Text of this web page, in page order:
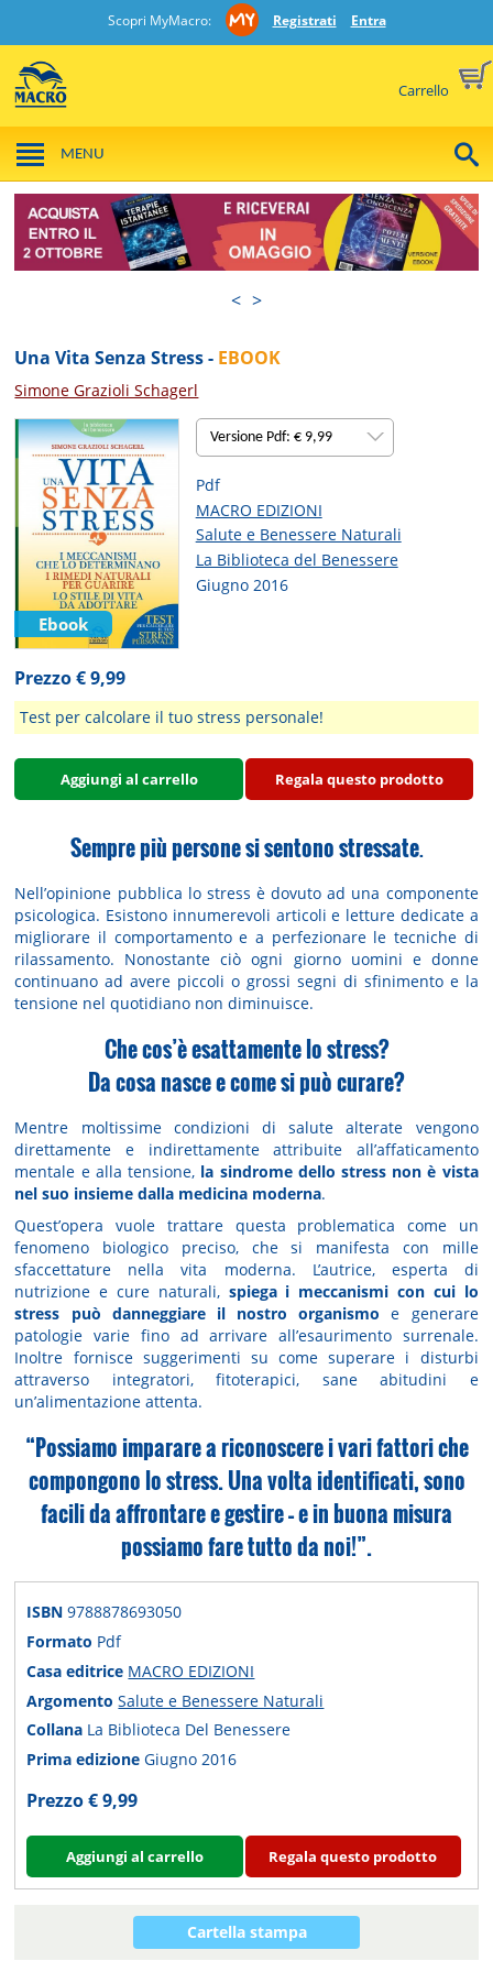
Scopri MyMacro: Registrati Entra
Carrello
MENU
< >
Una Vita Senza Stress - EBOOK
Simone Grazioli Schagerl
Ebook
Versione Pdf: € 9,99
Pdf
MACRO EDIZIONI
Salute e Benessere Naturali
La Biblioteca del Benessere
Giugno 2016
Prezzo € 9,99
Test per calcolare il tuo stress personale!
Aggiungi al carrello Regala questo prodotto
Sempre più persone si sentono stressate.
Nell’opinione pubblica lo stress è dovuto ad una componente
psicologica. Esistono innumerevoli articoli e letture dedicate a
migliorare il comportamento e a perfezionare le tecniche di
rilassamento. Nonostante ciò ogni giorno uomini e donne
continuano ad avere piccoli o grossi segni di sfinimento e la
tensione nel quotidiano non diminuisce.
Che cos’è esattamente lo stress?
Da cosa nasce e come si può curare?
Mentre moltissime condizioni di salute alterate vengono
direttamente e indirettamente attribuite all’affaticamento
mentale e alla tensione, la sindrome dello stress non è vista
nel suo insieme dalla medicina moderna.
Quest’opera vuole trattare questa problematica come un
fenomeno biologico preciso, che si manifesta con mille
sfaccettature nella vita moderna. L’autrice, esperta di
nutrizione e cure naturali, spiega i meccanismi con cui lo
stress può danneggiare il nostro organismo e generare
patologie varie fino ad arrivare all’esaurimento surrenale.
Inoltre fornisce suggerimenti su come superare i disturbi
attraverso integratori, fitoterapici, sane abitudini e
un’alimentazione attenta.
“Possiamo imparare a riconoscere i vari fattori che
compongono lo stress. Una volta identificati, sono
facili da affrontare e gestire – e in buona misura
possiamo fare tutto da noi!”.
ISBN9788878693050
Formato Pdf
Casa editrice MACRO EDIZIONI
ArgomentoSalute e Benessere Naturali
Collana La Biblioteca Del Benessere
Prima edizioneGiugno 2016
Prezzo € 9,99
Aggiungi al carrello Regala questo prodotto
Cartella stampa